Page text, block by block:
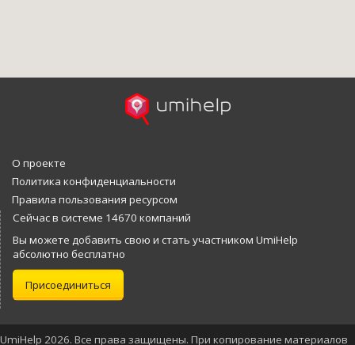
О проекте
Политика конфиденциальности
Правила пользования ресурсом
Сейчас в системе 14670 компаний
Вы можете добавить свою и стать участником UmiHelp
абсолютно бесплатно
Присоединиться
UmiHelp 2026. Все права защищены. При копирование материалов